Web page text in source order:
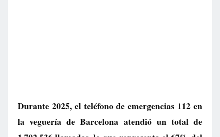
Durante 2025, el teléfono de emergencias 112 en
la veguería de Barcelona atendió un total de